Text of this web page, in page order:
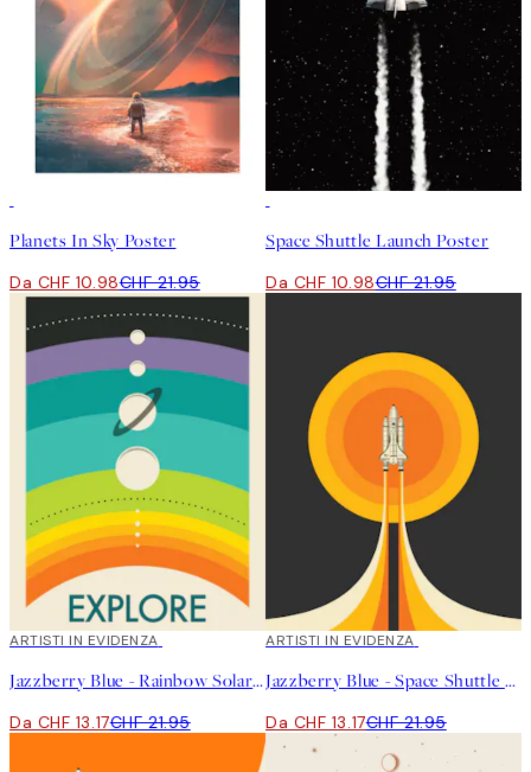
Planets In Sky Poster
Da CHF 10.98CHF 21.95
Space Shuttle Launch Poster
Da CHF 10.98CHF 21.95
40%*
ARTISTI IN EVIDENZA
Jazzberry Blue - Rainbow Solar System Poster
Da CHF 13.17CHF 21.95
40%*
ARTISTI IN EVIDENZA
Jazzberry Blue - Space Shuttle No2 Poster
Da CHF 13.17CHF 21.95